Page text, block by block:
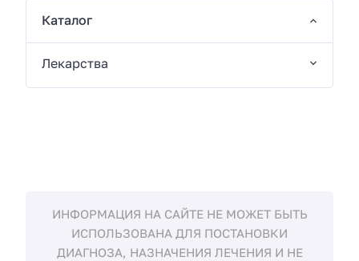
Каталог
Лекарства
ИНФОРМАЦИЯ НА САЙТЕ НЕ МОЖЕТ БЫТЬ
ИСПОЛЬЗОВАНА ДЛЯ ПОСТАНОВКИ
ДИАГНОЗА, НАЗНАЧЕНИЯ ЛЕЧЕНИЯ И НЕ